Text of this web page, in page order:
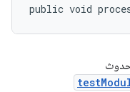
public void
حدوث